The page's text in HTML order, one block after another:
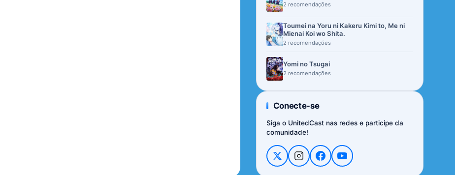
2 recomendações
Toumei na Yoru ni Kakeru Kimi to, Me ni
Mienai Koi wo Shita.
2 recomendações
Yomi no Tsugai
2 recomendações
Conecte-se
Siga o UnitedCast nas redes e participe da
comunidade!